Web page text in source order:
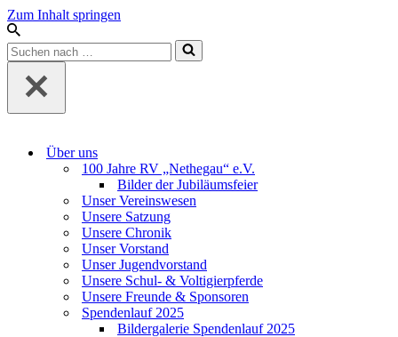
Zum Inhalt springen
Suchen
nach …
Über uns
100 Jahre RV „Nethegau“ e.V.
Bilder der Jubiläumsfeier
Unser Vereinswesen
Unsere Satzung
Unsere Chronik
Unser Vorstand
Unser Jugendvorstand
Unsere Schul- & Voltigierpferde
Unsere Freunde & Sponsoren
Spendenlauf 2025
Bildergalerie Spendenlauf 2025